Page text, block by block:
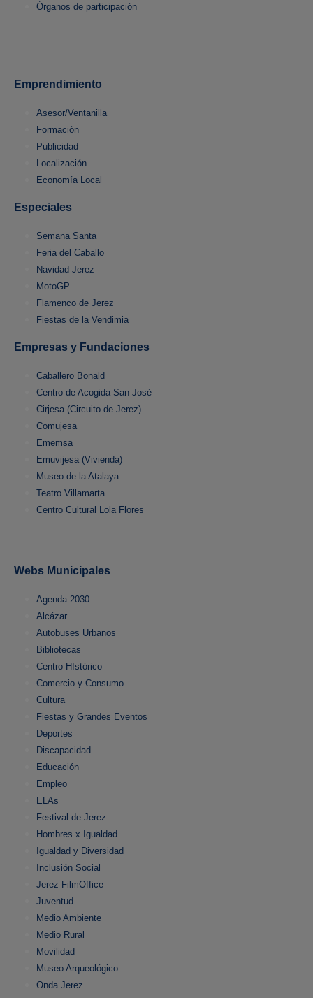
Órganos de participación
Emprendimiento
Asesor/Ventanilla
Formación
Publicidad
Localización
Economía Local
Especiales
Semana Santa
Feria del Caballo
Navidad Jerez
MotoGP
Flamenco de Jerez
Fiestas de la Vendimia
Empresas y Fundaciones
Caballero Bonald
Centro de Acogida San José
Cirjesa (Circuito de Jerez)
Comujesa
Ememsa
Emuvijesa (Vivienda)
Museo de la Atalaya
Teatro Villamarta
Centro Cultural Lola Flores
Webs Municipales
Agenda 2030
Alcázar
Autobuses Urbanos
Bibliotecas
Centro HIstórico
Comercio y Consumo
Cultura
Fiestas y Grandes Eventos
Deportes
Discapacidad
Educación
Empleo
ELAs
Festival de Jerez
Hombres x Igualdad
Igualdad y Diversidad
Inclusión Social
Jerez FilmOffice
Juventud
Medio Ambiente
Medio Rural
Movilidad
Museo Arqueológico
Onda Jerez